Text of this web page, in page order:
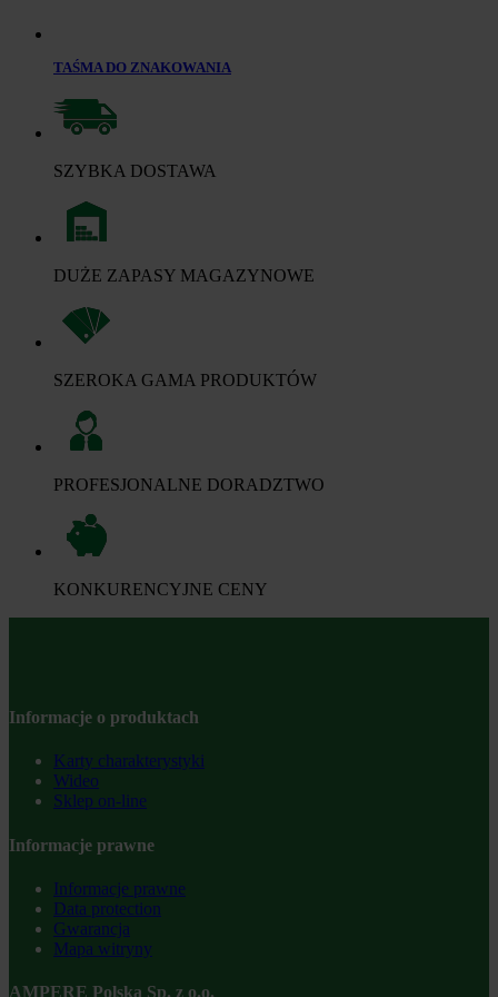
TAŚMA DO ZNAKOWANIA
SZYBKA DOSTAWA
DUŻE ZAPASY MAGAZYNOWE
SZEROKA GAMA PRODUKTÓW
PROFESJONALNE DORADZTWO
KONKURENCYJNE CENY
Informacje o produktach
Karty charakterystyki
Wideo
Sklep on-line
Informacje prawne
Informacje prawne
Data protection
Gwarancja
Mapa witryny
AMPERE Polska Sp. z o.o.